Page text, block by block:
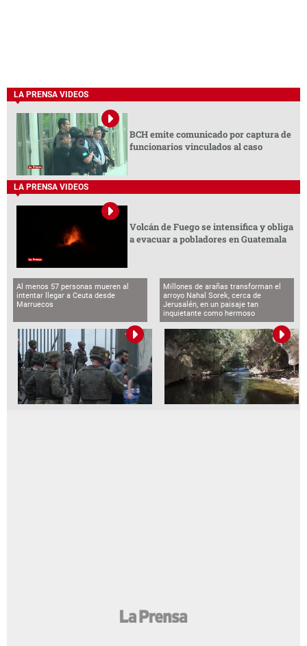
LA PRENSA VIDEOS
BCH emite comunicado por captura de
funcionarios vinculados al caso
LA PRENSA VIDEOS
Volcán de Fuego se intensifica y obliga
a evacuar a pobladores en Guatemala
Al menos 57 personas mueren al
intentar llegar a Ceuta desde
Marruecos
Millones de arañas transforman el
arroyo Nahal Sorek, cerca de
Jerusalén, en un paisaje tan
inquietante como hermoso